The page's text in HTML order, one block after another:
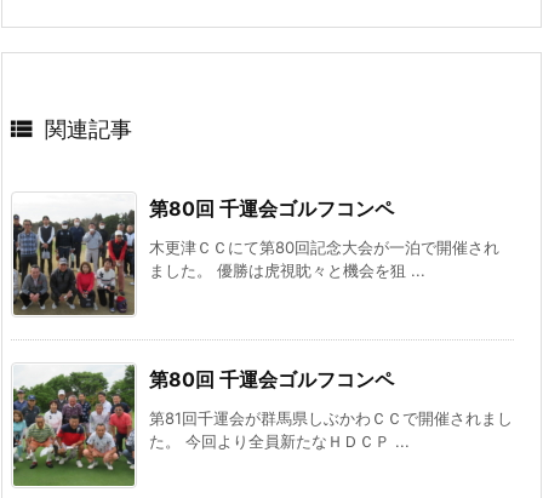
 関連記事
第80回 千運会ゴルフコンペ
木更津ＣＣにて第80回記念大会が一泊で開催され
ました。 優勝は虎視眈々と機会を狙 ...
第80回 千運会ゴルフコンペ
第81回千運会が群馬県しぶかわＣＣで開催されまし
た。 今回より全員新たなＨＤＣＰ ...